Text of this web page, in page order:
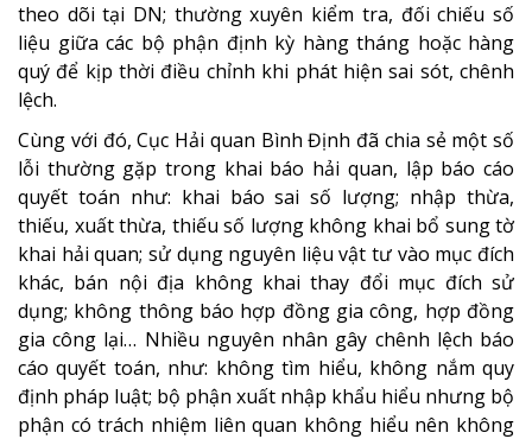
theo dõi tại DN; thường xuyên kiểm tra, đối chiếu số
liệu giữa các bộ phận định kỳ hàng tháng hoặc hàng
quý để kịp thời điều chỉnh khi phát hiện sai sót, chênh
lệch.
Cùng với đó, Cục Hải quan Bình Định đã chia sẻ một số
lỗi thường gặp trong khai báo hải quan, lập báo cáo
quyết toán như: khai báo sai số lượng; nhập thừa,
thiếu, xuất thừa, thiếu số lượng không khai bổ sung tờ
khai hải quan; sử dụng nguyên liệu vật tư vào mục đích
khác, bán nội địa không khai thay đổi mục đích sử
dụng; không thông báo hợp đồng gia công, hợp đồng
gia công lại… Nhiều nguyên nhân gây chênh lệch báo
cáo quyết toán, như: không tìm hiểu, không nắm quy
định pháp luật; bộ phận xuất nhập khẩu hiểu nhưng bộ
phận có trách nhiệm liên quan không hiểu nên không